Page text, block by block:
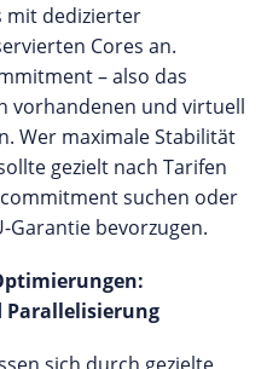
mit dedizierter
Cores an.
– also das
vorhandenen und virtuell
Wer maximale Stabilität
gezielt nach Tarifen
suchen oder
Garantie bevorzugen.
Parallelisierung